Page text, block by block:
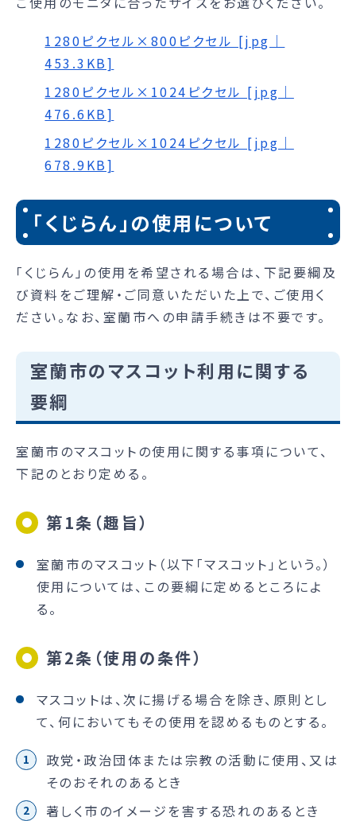
1280ピクセル×800ピクセル [jpg｜
453.3KB]
1280ピクセル×1024ピクセル [jpg｜
476.6KB]
1280ピクセル×1024ピクセル [jpg｜
678.9KB]
「くじらん」の使用について
「くじらん」の使用を希望される場合は、下記要綱及
び資料をご理解・ご同意いただいた上で、ご使用く
ださい。なお、室蘭市への申請手続きは不要です。
室蘭市のマスコット利用に関する
要綱
室蘭市のマスコットの使用に関する事項について、
下記のとおり定める。
第1条（趣旨）
室蘭市のマスコット（以下「マスコット」という。）
使用については、この要綱に定めるところによ
る。
第2条（使用の条件）
マスコットは、次に揚げる場合を除き、原則とし
て、何においてもその使用を認めるものとする。
政党・政治団体または宗教の活動に使用、又は
そのおそれのあるとき
著しく市のイメージを害する恐れのあるとき